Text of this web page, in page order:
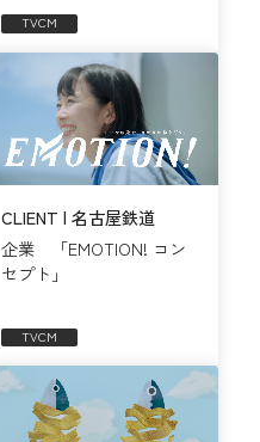
TVCM
CLIENT | 名古屋鉄道
企業 「EMOTION! コン
セプト」
TVCM